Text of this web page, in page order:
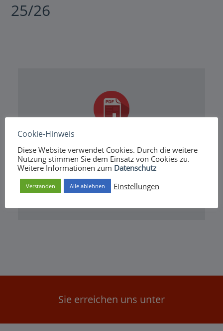
25/26
Unsere aktuellen Termine zum
Download.
Sie erreichen uns unter
Cookie-Hinweis
Diese Website verwendet Cookies. Durch die weitere
Nutzung stimmen Sie dem Einsatz von Cookies zu.
Weitere Informationen zum Datenschutz
Verstanden Alle ablehnen Einstellungen